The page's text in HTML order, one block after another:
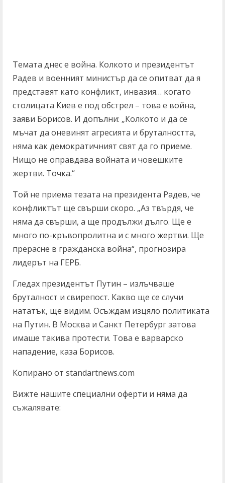
Темата днес е война. Колкото и президентът
Радев и военният министър да се опитват да я
представят като конфликт, инвазия… когато
столицата Киев е под обстрел – това е война,
заяви Борисов. И допълни: „Колкото и да се
мъчат да оневинят агресията и бруталността,
няма как демократичният свят да го приеме.
Нищо не оправдава войната и човешките
жертви. Точка.“
Той не приема тезата на президента Радев, че
конфликтът ще свърши скоро. „Аз твърдя, че
няма да свърши, а ще продължи дълго. Ще е
много по-кръвопролитна и с много жертви. Ще
прерасне в гражданска война“, прогнозира
лидерът на ГЕРБ.
Гледах президентът Путин – излъчваше
бруталност и свирепост. Какво ще се случи
нататък, ще видим. Осъждам изцяло политиката
на Путин. В Москва и Санкт Петербург затова
имаше такива протести. Това е варварско
нападение, каза Борисов.
Копирано от standartnews.com
Вижте нашите специални оферти и няма да
съжалявате: